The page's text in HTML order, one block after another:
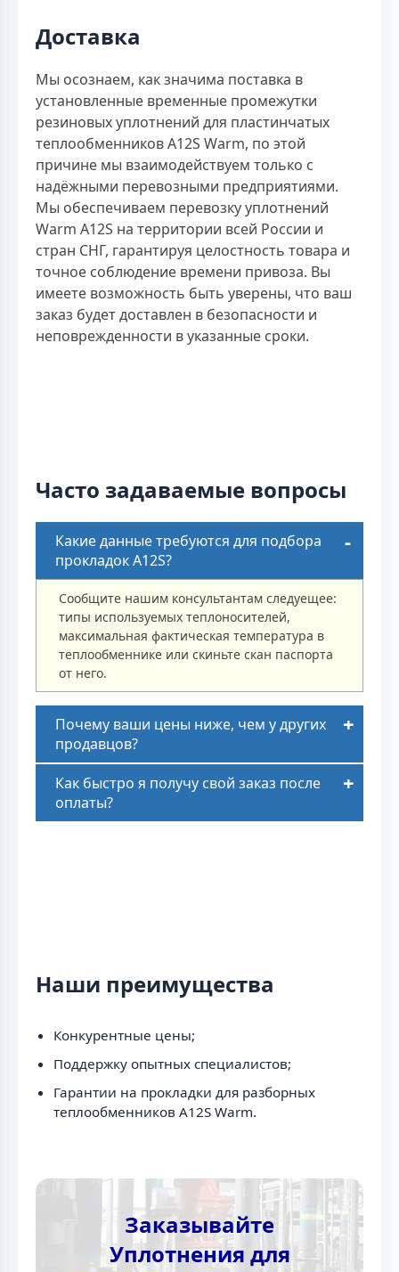
Доставка
Мы осознаем, как значима поставка в
установленные временные промежутки
резиновых уплотнений для пластинчатых
теплообменников A12S Warm, по этой
причине мы взаимодействуем только с
надёжными перевозными предприятиями.
Мы обеспечиваем перевозку уплотнений
Warm A12S на территории всей России и
стран СНГ, гарантируя целостность товара и
точное соблюдение времени привоза. Вы
имеете возможность быть уверены, что ваш
заказ будет доставлен в безопасности и
неповрежденности в указанные сроки.
Часто задаваемые вопросы
Какие данные требуются для подбора
прокладок A12S?
Сообщите нашим консультантам следуещее:
типы используемых теплоносителей,
максимальная фактическая температура в
теплообменнике или скиньте скан паспорта
от него.
Почему ваши цены ниже, чем у других
продавцов?
Как быстро я получу свой заказ после
оплаты?
Наши преимущества
Конкурентные цены;
Поддержку опытных специалистов;
Гарантии на прокладки для разборных
теплообменников A12S Warm.
Заказывайте
Уплотнения для